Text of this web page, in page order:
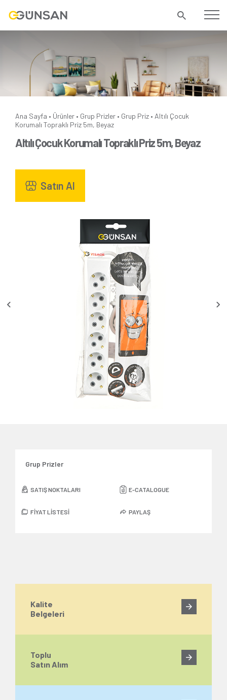
Ana Sayfa • Ürünler • Grup Prizler • Grup Priz • Altılı Çocuk
Korumalı Topraklı Priz 5m, Beyaz
Altılı Çocuk Korumalı Topraklı Priz 5m, Beyaz
Satın Al
Grup Prizler
SATIŞ NOKTALARI E-CATALOGUE
FİYAT LİSTESİ PAYLAŞ
Kalite
Belgeleri
Toplu
Satın Alım